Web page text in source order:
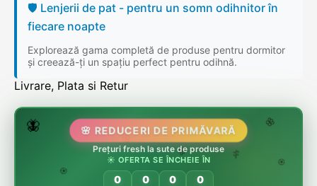
🛡️ Lenjerii de pat - pentru un somn odihnitor în
fiecare noapte
Explorează gama completă de produse pentru dormitor
și creează-ți un spațiu perfect pentru odihnă.
Livrare, Plata si Retur
🌸
🌸
🏵️
🌷
🦋 🌸 REDUCERI DE PRIMĂVARĂ
Prețuri fresh la sute de produse
☀️ OFERTA SE ÎNCHEIE ÎN
0 0 0 0